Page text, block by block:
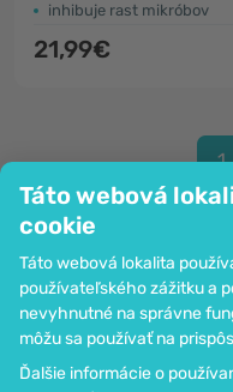
Táto webová
cookie
Táto webová lokalita
používateľského zážitku a
nevyhnutné na správne
môžu sa používať na
Ďalšie informácie o
inhibuje rast mikróbov
21,99€
1
Spoločnosť
Informácie
Pripoj sa k nám